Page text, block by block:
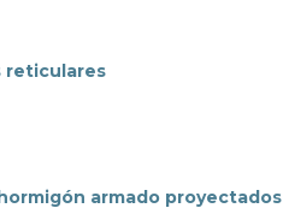
reticulares
armado proyectados